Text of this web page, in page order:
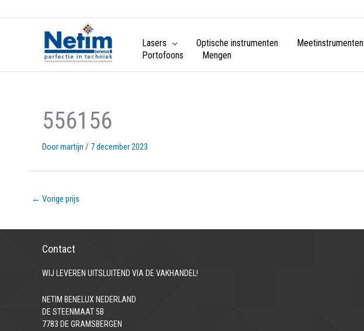
Lasers Optische instrumenten Meetinstrumenten
Portofoons
Mengen
556156
Doormartijn / 7 december 2023
← Vorige prijs
Contact
WIJ LEVEREN UITSLUITEND VIA DE VAKHANDEL!
NETIM BENELUX NEDERLAND
DE STEENMAAT 5B
7783 DE GRAMSBERGEN